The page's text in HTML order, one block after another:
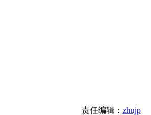
责任编辑： zhujp